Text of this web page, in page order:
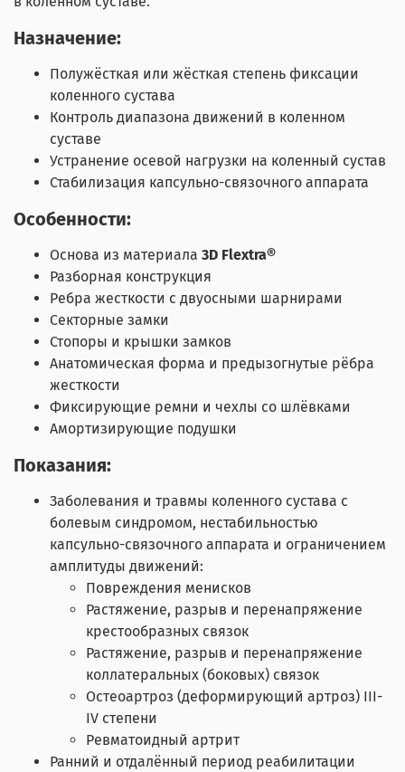
Назначение:
Полужёсткая или жёсткая степень фиксации
коленного сустава
Контроль диапазона движений в коленном
суставе
Устранение осевой нагрузки на коленный сустав
Стабилизация капсульно-связочного аппарата
Особенности:
Основа из материала 3D Flextra®
Разборная конструкция
Ребра жесткости с двуосными шарнирами
Секторные замки
Стопоры и крышки замков
Анатомическая форма и предызогнутые рёбра
жесткости
Фиксирующие ремни и чехлы со шлёвками
Амортизирующие подушки
Показания:
Заболевания и травмы коленного сустава с
болевым синдромом, нестабильностью
капсульно-связочного аппарата и ограничением
амплитуды движений:
Повреждения менисков
Растяжение, разрыв и перенапряжение
крестообразных связок
Растяжение, разрыв и перенапряжение
коллатеральных (боковых) связок
Остеоартроз (деформирующий артроз) III-
IV степени
Ревматоидный артрит
Ранний и отдалённый период реабилитации